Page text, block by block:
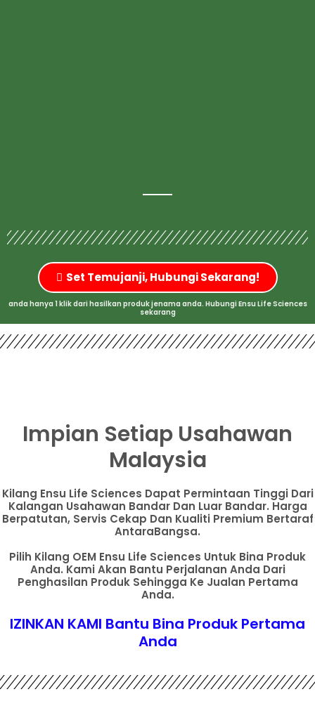
Set Temujanji, Hubungi Sekarang!
anda hanya 1 klik dari hasilkan produk jenama anda. Hubungi Ensu Life Sciences
sekarang
Impian Setiap Usahawan
Malaysia
Kilang Ensu Life Sciences Dapat Permintaan Tinggi Dari
Kalangan Usahawan Bandar Dan Luar Bandar. Harga
Berpatutan, Servis Cekap Dan Kualiti Premium Bertaraf
AntaraBangsa.
Pilih Kilang OEM Ensu Life Sciences Untuk Bina Produk
Anda. Kami Akan Bantu Perjalanan Anda Dari
Penghasilan Produk Sehingga Ke Jualan Pertama
Anda.
IZINKAN KAMI Bantu Bina Produk Pertama
Anda